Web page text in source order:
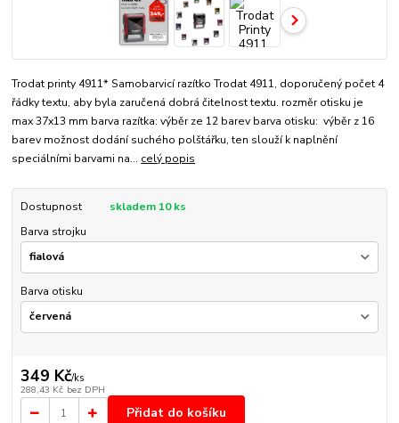
Trodat printy 4911* Samobarvicí razítko Trodat 4911, doporučený počet 4
řádky textu, aby byla zaručená dobrá čitelnost textu. rozměr otisku je
max 37x13 mm barva razítka: výběr ze 12 barev barva otisku: výběr z 16
barev možnost dodání suchého polštářku, ten slouží k naplnění
speciálními barvami na... celý popis
Dostupnost
skladem 10 ks
Barva strojku
Barva otisku
349 Kč/ks
288,43 Kč bez DPH
Přidat do košíku